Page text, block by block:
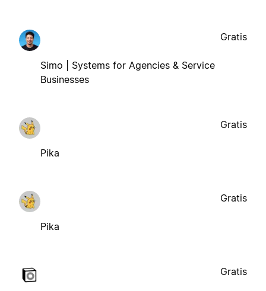
Simo | Systems for Agencies & Service
Businesses
Gratis
Pika
Gratis
Pika
Gratis
Gratis